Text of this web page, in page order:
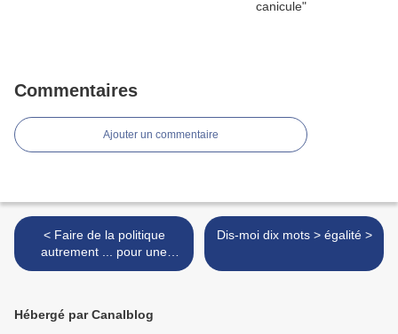
Commentaires
Ajouter un commentaire
< Faire de la politique
autrement ... pour une
démocratie locale.
Dis-moi dix mots > égalité >
Hébergé par Canalblog